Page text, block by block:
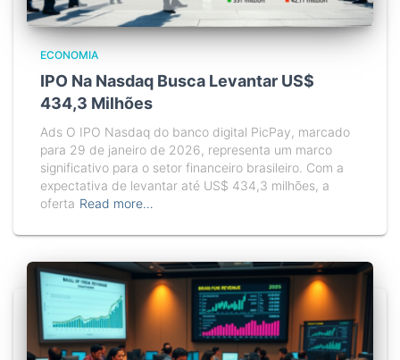
ECONOMIA
IPO Na Nasdaq Busca Levantar US$
434,3 Milhões
Ads O IPO Nasdaq do banco digital PicPay, marcado
para 29 de janeiro de 2026, representa um marco
significativo para o setor financeiro brasileiro. Com a
expectativa de levantar até US$ 434,3 milhões, a
oferta Read more…